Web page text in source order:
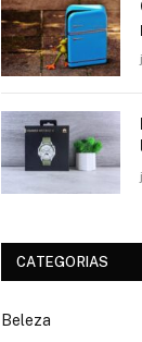
CATEGORIAS
Beleza